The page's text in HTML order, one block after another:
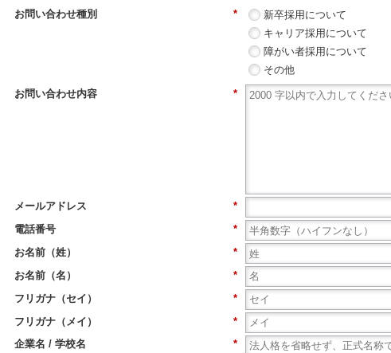
*
お問い合わせ種別
新卒採用について
キャリア採用について
障がい者採用について
その他
*
お問い合わせ内容
*
メールアドレス
*
電話番号
*
お名前（姓）
*
お名前（名）
*
フリガナ（セイ）
*
フリガナ（メイ）
*
企業名 / 学校名